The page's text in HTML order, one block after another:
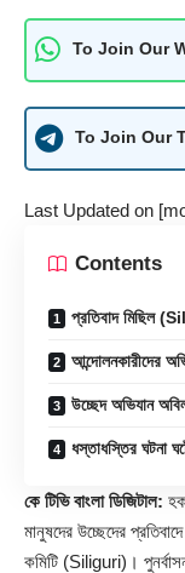
To Join Our
To Join Our
Last Updated on
Contents
প্রতিবাদ মিছিল
আন্দোলনকারীদের
উচ্ছেদ অভিযান
ধস্তাধস্তির ঘটনা
কে টিভি বাংলা ডিজিটাল:
মানুষদের উচ্ছেদের
কমিটি (Siliguri)।